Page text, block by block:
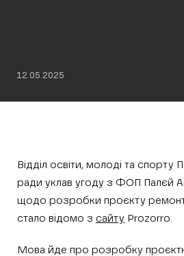
12.05.2025
Відділ освіти, молоді та спорту
ради уклав угоду з ФОП Палєй
щодо розробки проєкту
стало відомо з сайту Prozorro.
Мова йде про розробку